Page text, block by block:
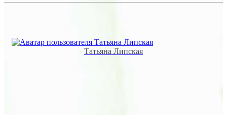
Татьяна Липская